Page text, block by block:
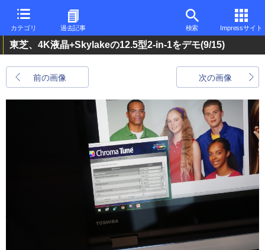
カテゴリ 過去記事 検索 Impressサイト
東芝、4K液晶+Skylakeの12.5型2-in-1をデモ(9/15)
前の画像 次の画像